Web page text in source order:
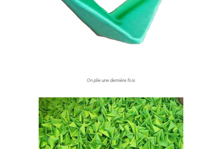
On plie une dernière fois